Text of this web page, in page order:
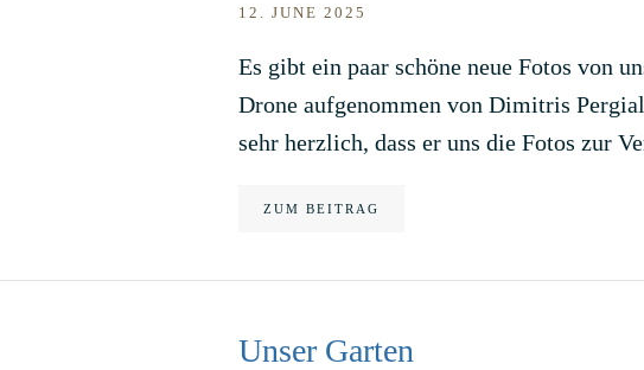
12. JUNE 2025
Es gibt ein paar schöne neue Fotos von
Drone aufgenommen von Dimitris
sehr herzlich, dass er uns die Fotos zur
ZUM BEITRAG
Unser Garten